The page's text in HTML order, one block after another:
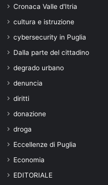
Cronaca Valle d'Itria
cultura e istruzione
cybersecurity in Puglia
Dalla parte del cittadino
degrado urbano
denuncia
diritti
donazione
droga
Eccellenze di Puglia
Economia
EDITORIALE